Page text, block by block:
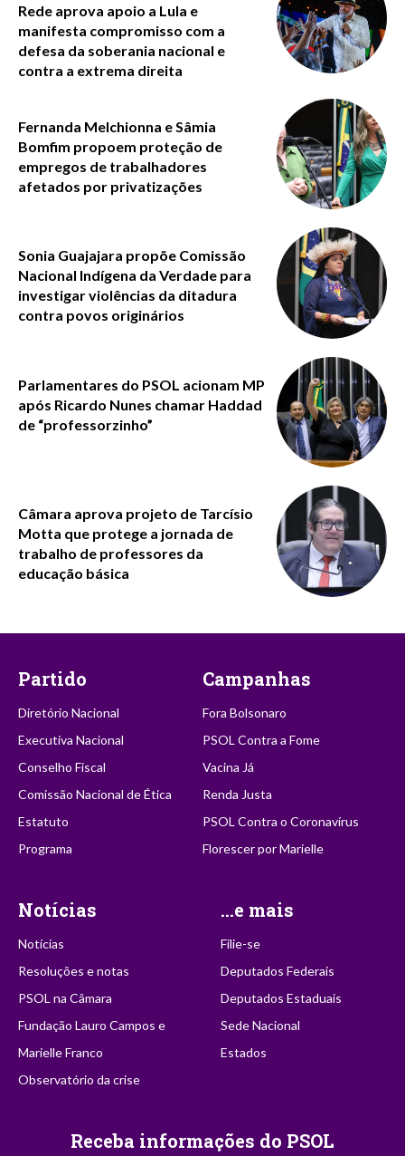
Rede aprova apoio a Lula e
manifesta compromisso com a
defesa da soberania nacional e
contra a extrema direita
Fernanda Melchionna e Sâmia
Bomfim propoem proteção de
empregos de trabalhadores
afetados por privatizações
Sonia Guajajara propõe Comissão
Nacional Indígena da Verdade para
investigar violências da ditadura
contra povos originários
Parlamentares do PSOL acionam MP
após Ricardo Nunes chamar Haddad
de “professorzinho”
Câmara aprova projeto de Tarcísio
Motta que protege a jornada de
trabalho de professores da
educação básica
Partido
Diretório Nacional
Executiva Nacional
Conselho Fiscal
Comissão Nacional de Ética
Estatuto
Programa
Campanhas
Fora Bolsonaro
PSOL Contra a Fome
Vacina Já
Renda Justa
PSOL Contra o Coronavírus
Florescer por Marielle
Notícias
Notícias
Resoluções e notas
PSOL na Câmara
Fundação Lauro Campos e
Marielle Franco
Observatório da crise
...e mais
Filie-se
Deputados Federais
Deputados Estaduais
Sede Nacional
Estados
Receba informações do PSOL